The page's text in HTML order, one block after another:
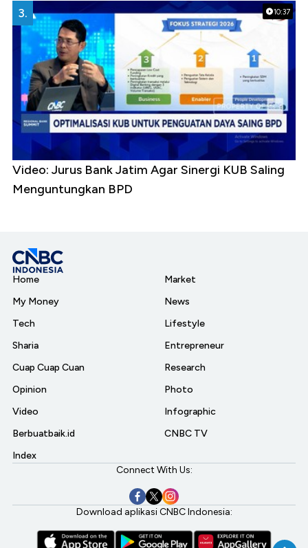
10:37
3.
Video: Jurus Bank Jatim Agar Sinergi KUB Saling
Menguntungkan BPD
Home
My Money
Tech
Sharia
Cuap Cuap Cuan
Opinion
Video
Berbuatbaik.id
Index
Market
News
Lifestyle
Entrepreneur
Research
Photo
Infographic
CNBC TV
Connect With Us:
Download aplikasi CNBC Indonesia: